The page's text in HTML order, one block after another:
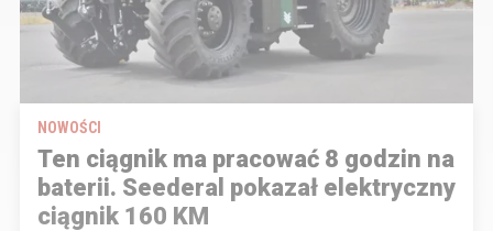
NOWOŚCI
Ten ciągnik ma pracować 8 godzin na
baterii. Seederal pokazał elektryczny
ciągnik 160 KM